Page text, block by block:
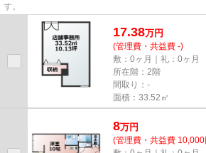
す。
17.38万円
(管理費・共益費 -)
敷：0ヶ月｜礼：0ヶ月
所在階：2階
間取り：-
面積：33.52㎡
8万円
(管理費・共益費